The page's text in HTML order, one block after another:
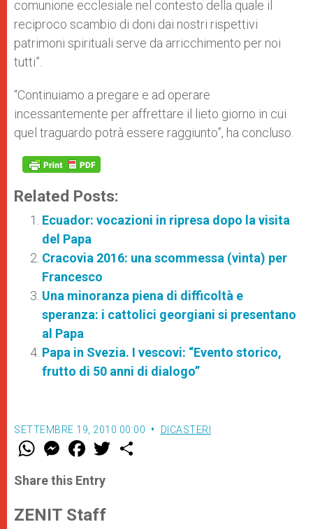
comunione ecclesiale nel contesto della quale il
reciproco scambio di doni dai nostri rispettivi
patrimoni spirituali serve da arricchimento per noi
tutti”.
“Continuiamo a pregare e ad operare
incessantemente per affrettare il lieto giorno in cui
quel traguardo potrà essere raggiunto”, ha concluso.
Related Posts:
Ecuador: vocazioni in ripresa dopo la visita
del Papa
Cracovia 2016: una scommessa (vinta) per
Francesco
Una minoranza piena di difficoltà e
speranza: i cattolici georgiani si presentano
al Papa
Papa in Svezia. I vescovi: “Evento storico,
frutto di 50 anni di dialogo”
SETTEMBRE 19, 2010 00:00 DICASTERI
W
t
s
p
p
M
e
s
e
g
e
F
a
e
b
o
k
w
Share this Entry
ZENIT Staff